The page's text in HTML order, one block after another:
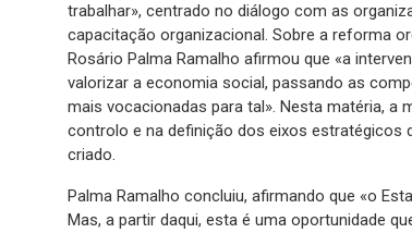
trabalhar», centrado no diálogo com as
capacitação organizacional. Sobre a reforma
Rosário Palma Ramalho afirmou que «a
valorizar a economia social, passando as
mais vocacionadas para tal». Nesta matéria, a
controlo e na definição dos eixos estratégicos
criado.
Palma Ramalho concluiu, afirmando que «o
Mas, a partir daqui, esta é uma oportunidade